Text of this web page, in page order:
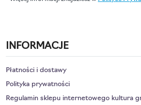
INFORMACJE
Płatności i dostawy
Polityka prywatności
Regulamin sklepu internetowego kultura